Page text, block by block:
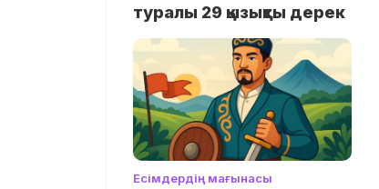
туралы 29 қызықты дерек
Есімдердің мағынасы